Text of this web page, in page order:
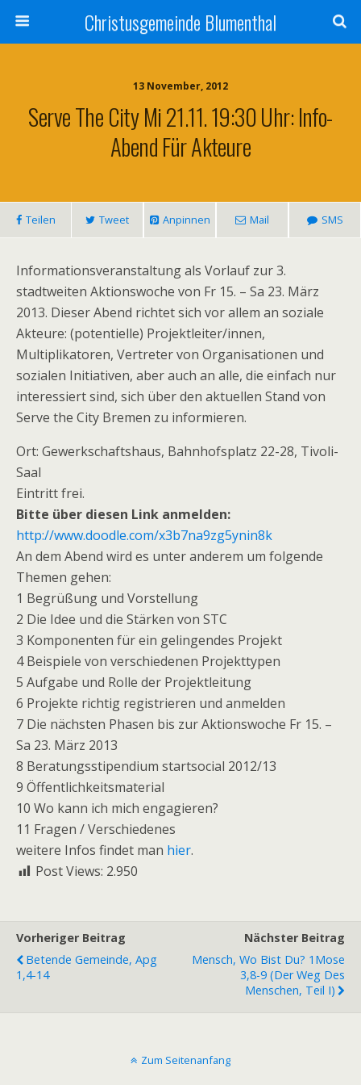
Christusgemeinde Blumenthal
13 November, 2012
Serve The City Mi 21.11. 19:30 Uhr: Info-
Abend Für Akteure
Teilen Tweet Anpinnen Mail SMS
Informationsveranstaltung als Vorlauf zur 3.
stadtweiten Aktionswoche von Fr 15. – Sa 23. März
2013. Dieser Abend richtet sich vor allem an soziale
Akteure: (potentielle) Projektleiter/innen,
Multiplikatoren, Vertreter von Organisationen und
sozialen Initiativen, aber auch an alle, die einfach nur
interessiert sind, sich über den aktuellen Stand von
Serve the City Bremen zu informieren.
Ort: Gewerkschaftshaus, Bahnhofsplatz 22-28, Tivoli-
Saal
Eintritt frei.
Bitte über diesen Link anmelden:
http://www.doodle.com/x3b7na9zg5ynin8k
An dem Abend wird es unter anderem um folgende
Themen gehen:
1 Begrüßung und Vorstellung
2 Die Idee und die Stärken von STC
3 Komponenten für ein gelingendes Projekt
4 Beispiele von verschiedenen Projekttypen
5 Aufgabe und Rolle der Projektleitung
6 Projekte richtig registrieren und anmelden
7 Die nächsten Phasen bis zur Aktionswoche Fr 15. –
Sa 23. März 2013
8 Beratungsstipendium startsocial 2012/13
9 Öffentlichkeitsmaterial
10 Wo kann ich mich engagieren?
11 Fragen / Verschiedenes
weitere Infos findet man hier.
Post Views: 2.950
Vorheriger Beitrag
Betende Gemeinde, Apg
1,4-14
Nächster Beitrag
Mensch, Wo Bist Du? 1Mose
3,8-9 (Der Weg Des
Menschen, Teil I)
Zum Seitenanfang